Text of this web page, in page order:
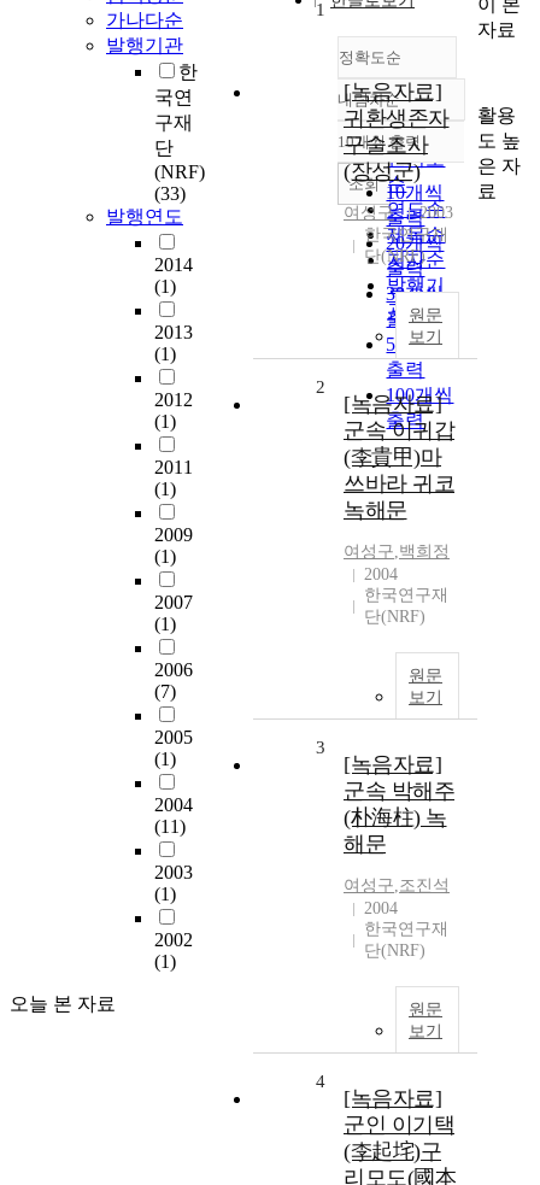
가나다순
발행기관
한
국연
구재
단
(NRF)
(33)
발행연도
2014
(1)
2013
(1)
2012
(1)
2011
(1)
2009
(1)
2007
(1)
2006
(7)
2005
(1)
2004
(11)
2003
(1)
2002
(1)
오늘 본 자료
정확도순
정확도
순
인기도
순
연도순
제목순
저자순
발행기
관순
내림차순
내림차순
10개씩 출력
10개씩
출력
20개씩
출력
30개씩
출력
50개씩
출력
100개씩
출력
조회
1
[녹음자료]
귀환생존자
구술조사
(장성군)
여성구
2003
한국연구재
단(NRF)
원문
보기
2
[녹음자료]
군속 이귀갑
(李貴甲)마
쓰바라 귀코
녹해문
여성구,백희정
2004
한국연구재
단(NRF)
원문
보기
3
[녹음자료]
군속 박해주
(朴海柱) 녹
해문
여성구,조진석
2004
한국연구재
단(NRF)
원문
보기
4
[녹음자료]
군인 이기택
(李起垞)구
리모도(國本
이 본
자료
활용
도 높
은 자
료